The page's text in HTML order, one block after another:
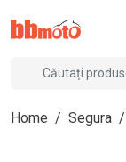
Home / Segura /